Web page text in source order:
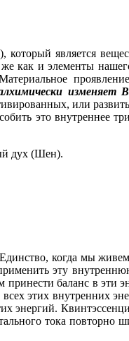
который является
как и элементы
изменяет
или
это внутреннее
дух (Шен).
когда мы
эту
баланс в эти
этих внутренних
энергий.
тока повторно